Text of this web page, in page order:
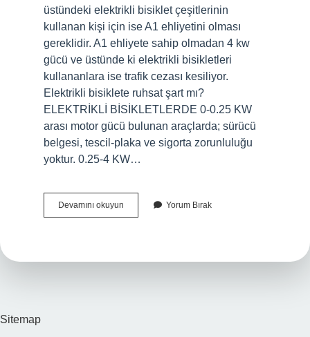
üstündeki elektrikli bisiklet çeşitlerinin
kullanan kişi için ise A1 ehliyetini olması
gereklidir. A1 ehliyete sahip olmadan 4 kw
gücü ve üstünde ki elektrikli bisikletleri
kullananlara ise trafik cezası kesiliyor.
Elektrikli bisiklete ruhsat şart mı?
ELEKTRİKLİ BİSİKLETLERDE 0-0.25 KW
arası motor gücü bulunan araçlarda; sürücü
belgesi, tescil-plaka ve sigorta zorunluluğu
yoktur. 0.25-4 KW…
Devamını okuyun Elektrikli
Bisiklet
Yorum Bırak
Sitemap